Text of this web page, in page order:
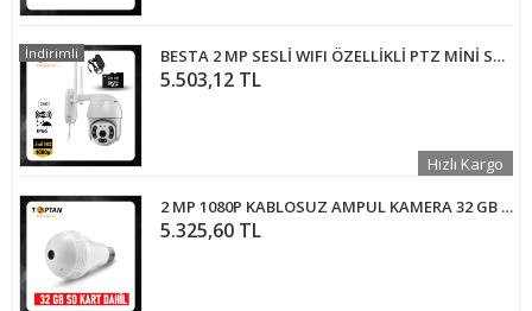
BESTA 2 MP SESLİ WIFI ÖZELLİKLİ PTZ MİNİ SPEED DOME GÜVENLİK KAMERASI 128 GB MICRO SD KART DAHİL BT-1701128
5.503,12 TL
İndirimli
Hızlı Kargo
2 MP 1080P KABLOSUZ AMPUL KAMERA 32 GB SD KART DAHİL XMEYE ARNA-1282
5.325,60 TL